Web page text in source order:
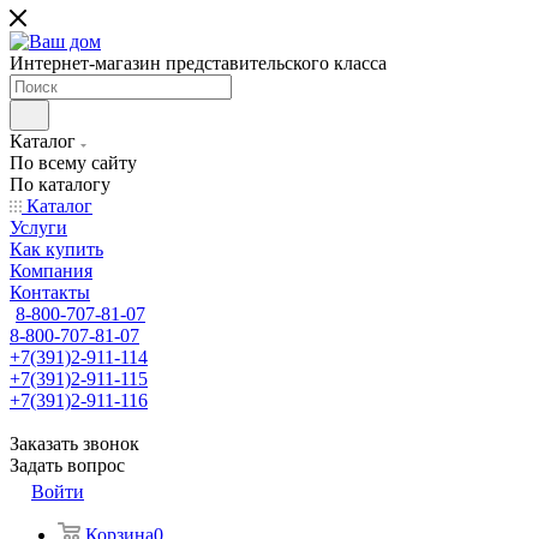
Интернет-магазин представительского класса
Каталог
По всему сайту
По каталогу
Каталог
Услуги
Как купить
Компания
Контакты
8-800-707-81-07
8-800-707-81-07
+7(391)2-911-114
+7(391)2-911-115
+7(391)2-911-116
Заказать звонок
Задать вопрос
Войти
Корзина0